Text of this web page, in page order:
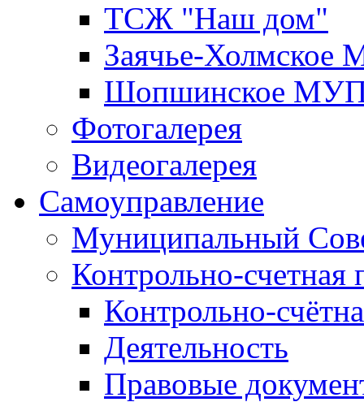
ТСЖ "Наш дом"
Заячье-
Шопшинское
Фотогалерея
Видеогалерея
Самоуправление
Муниципальный
Контрольно-счетная
Контрольно-
Деятельность
Правовые